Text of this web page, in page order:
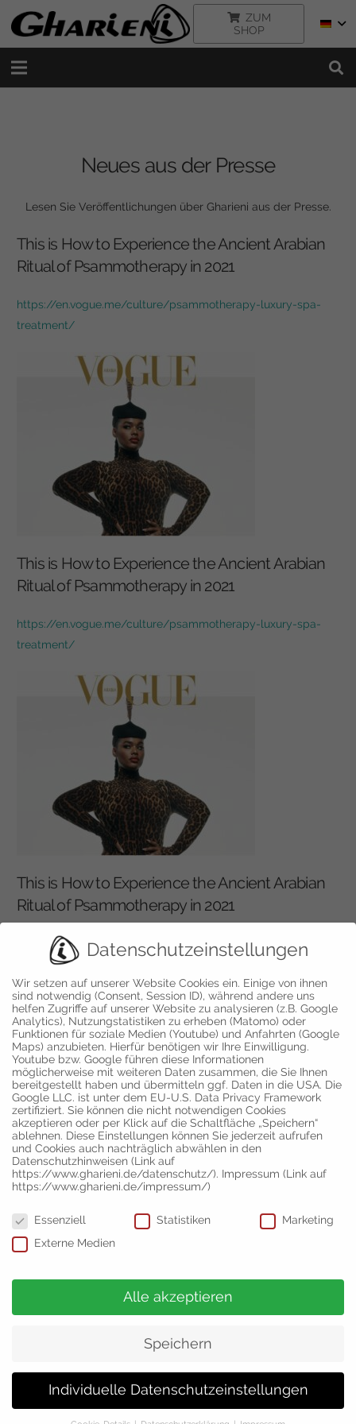
ZUM
SHOP
Neues aus der Presse
Lesen Sie Veröffentlichungen über Gharieni aus der Presse.
This is How to Experience the Ancient Arabian
Ritual of Psammotherapy in 2021
https://en.vogue.me/culture/psammotherapy-luxury-spa-
treatment/
This is How to Experience the Ancient Arabian
Ritual of Psammotherapy in 2021
https://en.vogue.me/culture/psammotherapy-luxury-spa-
treatment/
This is How to Experience the Ancient Arabian
Ritual of Psammotherapy in 2021
https://en.vogue.me/culture/psammotherapy-luxury-spa-
treatment/
Vertrieb und Ausstellung
Fon: +49 (0) 2841 – 88 300 – 0
Produktion/Abholung/Reparatur
Am Schürmannshütt 24
Datenschutzeinstellungen
Wir setzen auf unserer Website Cookies ein. Einige von ihnen
sind notwendig (Consent, Session ID), während andere uns
helfen Zugriffe auf unserer Website zu analysieren (z.B. Google
Analytics), Nutzungstatistiken zu erheben (Matomo) oder
Funktionen für soziale Medien (Youtube) und Anfahrten (Google
Maps) anzubieten. Hierfür benötigen wir Ihre Einwilligung.
Youtube bzw. Google führen diese Informationen
möglicherweise mit weiteren Daten zusammen, die Sie Ihnen
bereitgestellt haben und übermitteln ggf. Daten in die USA. Die
Google LLC. ist unter dem EU-U.S. Data Privacy Framework
zertifiziert. Sie können die nicht notwendigen Cookies
akzeptieren oder per Klick auf die Schaltfläche „Speichern“
ablehnen. Diese Einstellungen können Sie jederzeit aufrufen
und Cookies auch nachträglich abwählen in den
Datenschutzhinweisen (Link auf
https://www.gharieni.de/datenschutz/). Impressum (Link auf
https://www.gharieni.de/impressum/)
Essenziell
Statistiken
Marketing
Externe Medien
Alle akzeptieren
Speichern
Individuelle Datenschutzeinstellungen